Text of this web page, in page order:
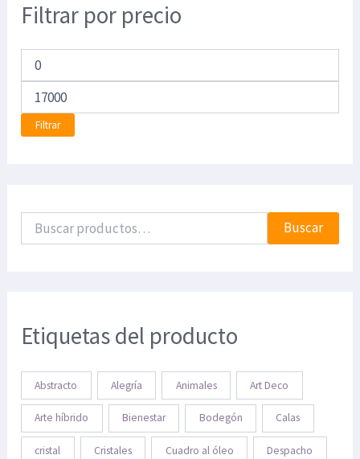
Filtrar por precio
Filtrar
Buscar
Etiquetas del producto
Abstracto Alegría Animales Art Deco
Arte híbrido Bienestar Bodegón Calas
cristal Cristales Cuadro al óleo Despacho